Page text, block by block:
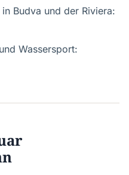
Budva und der Riviera:
Wassersport: